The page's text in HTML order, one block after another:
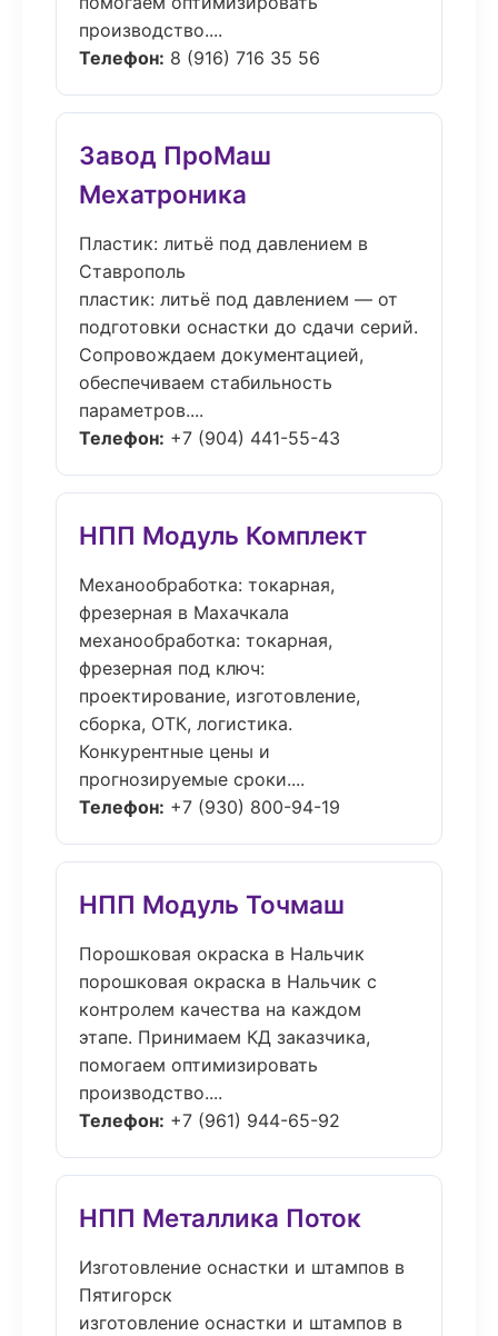
производство....
Телефон: 8 (916) 716 35 56
Завод ПроМаш
Мехатроника
Пластик: литьё под давлением в
Ставрополь
пластик: литьё под давлением — от
подготовки оснастки до сдачи серий.
Сопровождаем документацией,
обеспечиваем стабильность
параметров....
Телефон: +7 (904) 441-55-43
НПП Модуль Комплект
Механообработка: токарная,
фрезерная в Махачкала
механообработка: токарная,
фрезерная под ключ:
проектирование, изготовление,
сборка, ОТК, логистика.
Конкурентные цены и
прогнозируемые сроки....
Телефон: +7 (930) 800-94-19
НПП Модуль Точмаш
Порошковая окраска в Нальчик
порошковая окраска в Нальчик с
контролем качества на каждом
этапе. Принимаем КД заказчика,
помогаем оптимизировать
производство....
Телефон: +7 (961) 944-65-92
НПП Металлика Поток
Изготовление оснастки и штампов в
Пятигорск
изготовление оснастки и штампов в